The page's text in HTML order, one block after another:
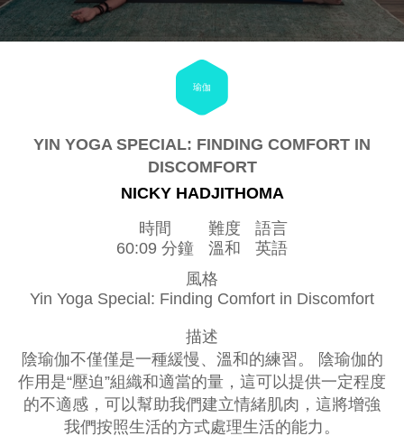
瑜伽
YIN YOGA SPECIAL: FINDING COMFORT IN
DISCOMFORT
NICKY HADJITHOMA
時間
60:09 分鐘
難度
溫和
語言
英語
風格
Yin Yoga Special: Finding Comfort in Discomfort
描述
陰瑜伽不僅僅是一種緩慢、溫和的練習。 陰瑜伽的
作用是“壓迫”組織和適當的量，這可以提供一定程度
的不適感，可以幫助我們建立情緒肌肉，這將增強
我們按照生活的方式處理生活的能力。